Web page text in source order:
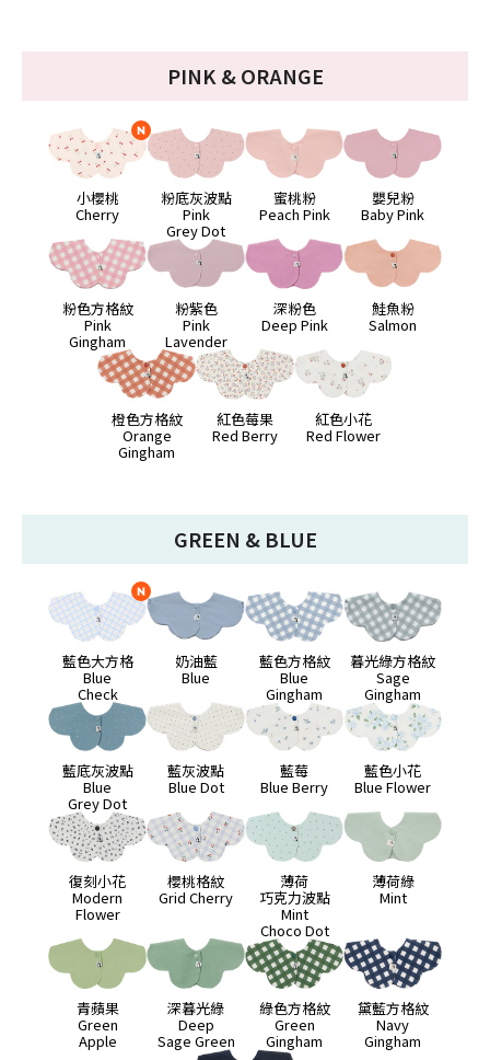
PINK & ORANGE
小櫻桃
Cherry
粉底灰波點
Pink
Grey Dot
蜜桃粉
Peach Pink
嬰兒粉
Baby Pink
粉色方格紋
Pink
Gingham
粉紫色
Pink
Lavender
深粉色
Deep Pink
鮭魚粉
Salmon
橙色方格紋
Orange
Gingham
紅色莓果
Red Berry
紅色小花
Red Flower
GREEN & BLUE
藍色大方格
Blue
Check
奶油藍
Blue
藍色方格紋
Blue
Gingham
暮光綠方格紋
Sage
Gingham
藍底灰波點
Blue
Grey Dot
藍灰波點
Blue Dot
藍莓
Blue Berry
藍色小花
Blue Flower
復刻小花
Modern
Flower
櫻桃格紋
Grid Cherry
薄荷
巧克力波點
Mint
Choco Dot
薄荷綠
Mint
青蘋果
Green
Apple
深暮光綠
Deep
Sage Green
綠色方格紋
Green
Gingham
黛藍方格紋
Navy
Gingham